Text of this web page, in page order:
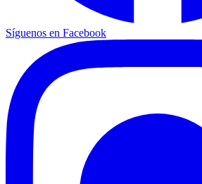
Síguenos en Facebook